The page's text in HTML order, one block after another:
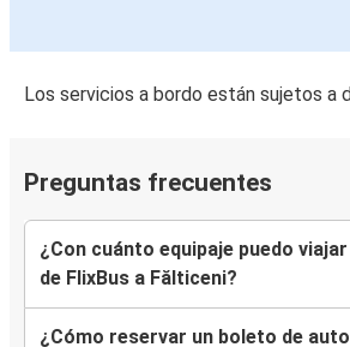
Los servicios a bordo están sujetos a
Preguntas frecuentes
¿Con cuánto equipaje puedo
de FlixBus a Fălticeni?
¿Cómo reservar un boleto de